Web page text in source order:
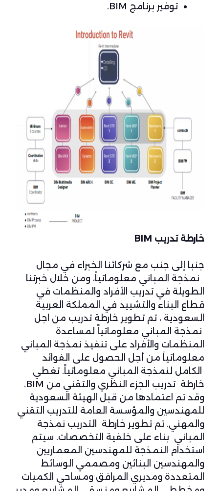
توفير برنامج BIM.
خارطة تدريب BIM
جنبا إلى جنب مع شركائنا الخبراء في مجال
نمذجة المباني معلوماتياً، ومن خلال خبرتنا
الطويلة في تدريب الأفراد والمنظمات في
قطاع البناء والتشييد في المملكة العربية
السعودية ، تم تطوير خارطة تدريب من اجل
نمذجة المباني معلوماتياً لمساعدة
المنظمات والأفراد على تنفيذ نمذجة المباني
معلوماتياً من أجل الحصول على الفوائد
الكامل لنمذجة المباني معلوماتياً. تغطي
خارطة تدريب الجزء النظري والتقني من BIM.
وقد تم اعتمادها من قبل الهيئة السعودية
للمهندسين والمؤسسة العامة للتدريب التقني
والمهني. تم تطوير خارطة التدريب نمذجة
المباني بناء على خلفية التخصصات. سيتم
استخدام النمذجة للمهندسين المعماريين
والمهندسين البنائين ومصممي الوسائط
المتعددة ومديري المرافق ومساحي الكميات